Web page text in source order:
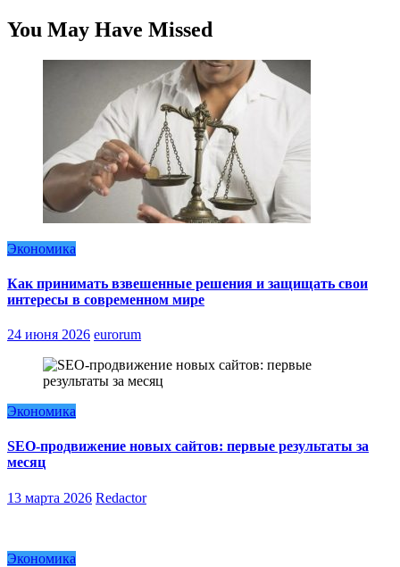
You May Have Missed
Экономика
Как принимать взвешенные решения и защищать свои
интересы в современном мире
24 июня 2026 eurorum
Экономика
SEO-продвижение новых сайтов: первые результаты за
месяц
13 марта 2026 Redactor
Экономика